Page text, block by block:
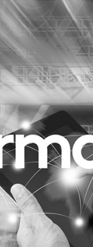
Purpose Marketing
Reputatie & crisis